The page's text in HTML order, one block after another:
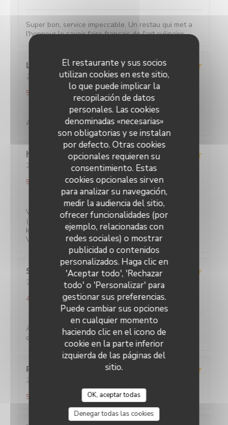
El restaurante y sus socios
utilizan cookies en este sitio,
lo que puede implicar la
recopilación de datos
personales. Las cookies
denominadas «necesarias»
son obligatorias y se instalan
por defecto. Otras cookies
opcionales requieren su
consentimiento. Estas
cookies opcionales sirven
para analizar su navegación,
medir la audiencia del sitio,
ofrecer funcionalidades (por
ejemplo, relacionadas con
redes sociales) o mostrar
publicidad o contenidos
personalizados. Haga clic en
'Aceptar todo', 'Rechazar
todo' o 'Personalizar' para
gestionar sus preferencias.
Puede cambiar sus opciones
en cualquier momento
haciendo clic en el icono de
cookie en la parte inferior
izquierda de las páginas del
sitio.
OK, aceptar todas
Denegar todas las cookies
Super bon, service impeccable. Un restau qui met a
l'honneur le savoir faire français de l'art culinaire.
Louise
2026-05-25- 19:45 - Invitados 2
Ambiente: 5/5 Menú: 5/5 Calidad / Precio
5
Absolument parfait, comme toujours !
hans
2026-05-27
- 20:30 - Invitados 2
Ambiente:4/5 Menú: 5/5 Calidad / Precio
5
Verrassende gerechten voor een eerlijke prijs. Water
(plat of bruis) is gratis. 2-persoons tafeltjes zijn wat
klein maar ze hebben ook niet veel ruimte.
Vriendelijke bediening!
Sylviane
R
2026-05-25- 13:00 - Invitados 2
/5 Ambiente 5/5 Menú:5/5 Calidad / Precio
4
Accueil parfait. Accueil parfait. Plats toujours
délicieux et raffinés.
Romane
2026-05-21
Ambiente:5/5 Menú:4/5
5